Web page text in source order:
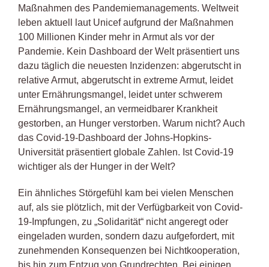
Maßnahmen des Pandemiemanagements. Weltweit
leben aktuell laut Unicef aufgrund der Maßnahmen
100 Millionen Kinder mehr in Armut als vor der
Pandemie. Kein Dashboard der Welt präsentiert uns
dazu täglich die neuesten Inzidenzen: abgerutscht in
relative Armut, abgerutscht in extreme Armut, leidet
unter Ernährungsmangel, leidet unter schwerem
Ernährungsmangel, an vermeidbarer Krankheit
gestorben, an Hunger verstorben. Warum nicht? Auch
das Covid-19-Dashboard der Johns-Hopkins-
Universität präsentiert globale Zahlen. Ist Covid-19
wichtiger als der Hunger in der Welt?
Ein ähnliches Störgefühl kam bei vielen Menschen
auf, als sie plötzlich, mit der Verfügbarkeit von Covid-
19-Impfungen, zu „Solidarität“ nicht angeregt oder
eingeladen wurden, sondern dazu aufgefordert, mit
zunehmenden Konsequenzen bei Nichtkooperation,
bis hin zum Entzug von Grundrechten. Bei einigen